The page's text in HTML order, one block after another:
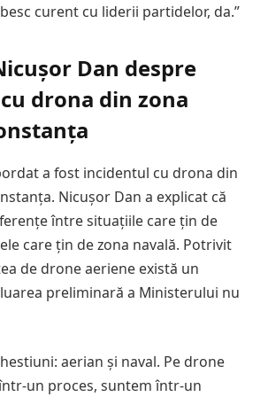
curent cu liderii partidelor, da.”
Dan despre
drona din zona
a fost incidentul cu drona din
Nicușor Dan a explicat că
între situațiile care țin de
care țin de zona navală. Potrivit
de drone aeriene există un
preliminară a Ministerului nu
aerian și naval. Pe drone
un proces, suntem într-un